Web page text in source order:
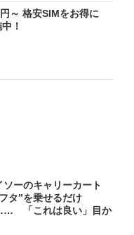
～ 格安SIMをお得に
！
ソーのキャリーカート
タ”を乗せるだけ
「これは良い」目か